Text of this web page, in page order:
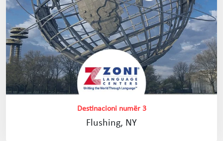
Destinacioni numër 3
Flushing, NY